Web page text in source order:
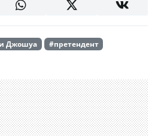
Джошуа #претендент